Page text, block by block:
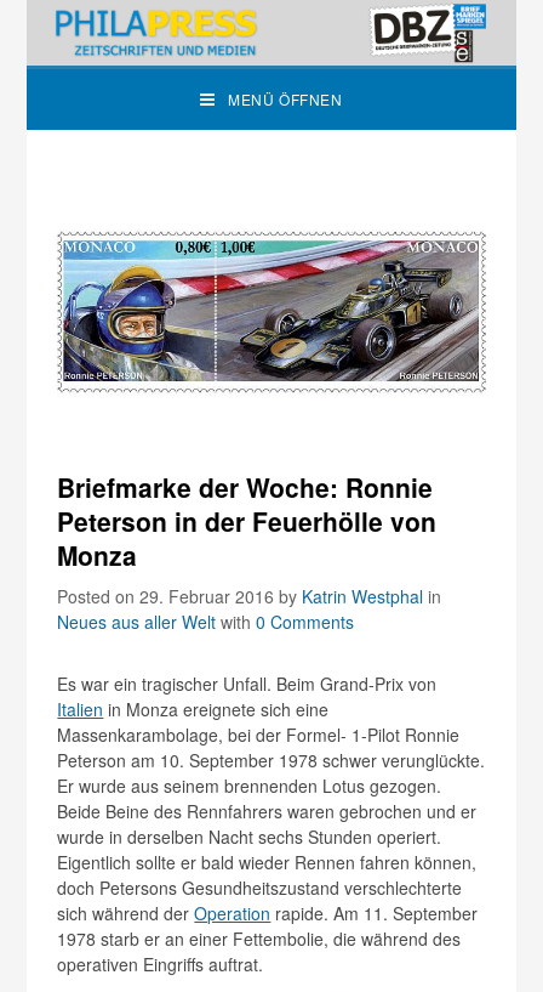
MENÜ ÖFFNEN
Briefmarke der Woche: Ronnie
Peterson in der Feuerhölle von
Monza
Posted on 29. Februar 2016by Katrin Westphal in
Neues aus aller Welt with0 Comments
Es war ein tragischer Unfall. Beim Grand-Prix von
Italien in Monza ereignete sich eine
Massenkarambolage, bei der Formel- 1-Pilot Ronnie
Peterson am 10. September 1978 schwer verunglückte.
Er wurde aus seinem brennenden Lotus gezogen.
Beide Beine des Rennfahrers waren gebrochen und er
wurde in derselben Nacht sechs Stunden operiert.
Eigentlich sollte er bald wieder Rennen fahren können,
doch Petersons Gesundheitszustand verschlechterte
sich während derOperation rapide. Am 11. September
1978 starb er an einer Fettembolie, die während des
operativen Eingriffs auftrat.